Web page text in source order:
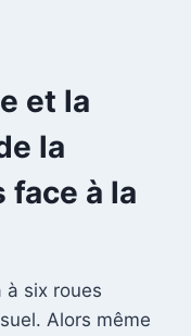
et la
la
face à la
à six roues
Alors même